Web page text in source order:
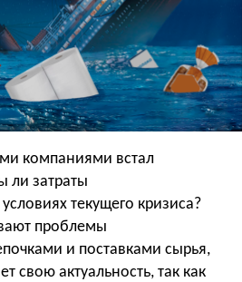
компаниями встал
ли затраты
текущего кризиса?
проблемы
и поставками сырья,
свою актуальность, так как